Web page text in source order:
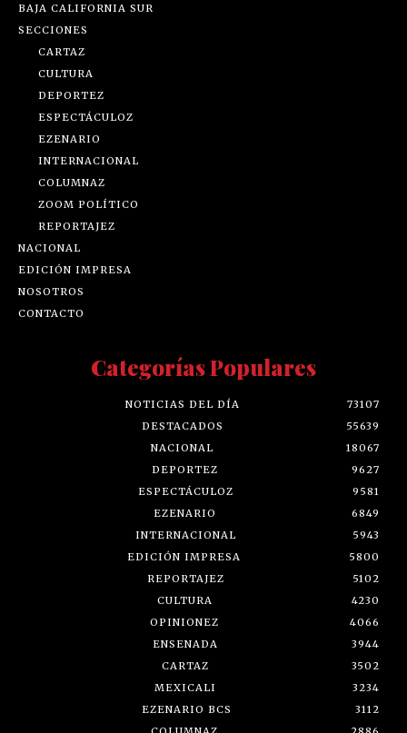
BAJA CALIFORNIA SUR
SECCIONES
CARTAZ
CULTURA
DEPORTEZ
ESPECTÁCULOZ
EZENARIO
INTERNACIONAL
COLUMNAZ
ZOOM POLÍTICO
REPORTAJEZ
NACIONAL
EDICIÓN IMPRESA
NOSOTROS
CONTACTO
Categorías Populares
NOTICIAS DEL DÍA
73107
DESTACADOS
55639
NACIONAL
18067
DEPORTEZ
9627
ESPECTÁCULOZ
9581
EZENARIO
6849
INTERNACIONAL
5943
EDICIÓN IMPRESA
5800
REPORTAJEZ
5102
CULTURA
4230
OPINIONEZ
4066
ENSENADA
3944
CARTAZ
3502
MEXICALI
3234
EZENARIO BCS
3112